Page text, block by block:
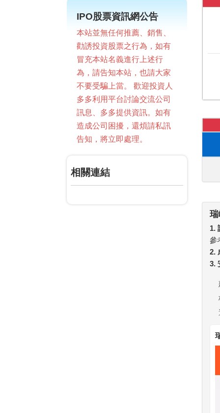
IPO股票資訊網公告
本站並無任何推薦、銷售、
勸誘投資股票之行為，如有
冒充本站名義進行上述行
為，請告知本站，也請大家
不要受騙上當。 歡迎投資人
多多利用平台討論交流公司
訊息、多多提供資訊。如有
造成公司困擾，還煩請私訊
告知，將立即處理。
相關連結
1.
參
2.
3.